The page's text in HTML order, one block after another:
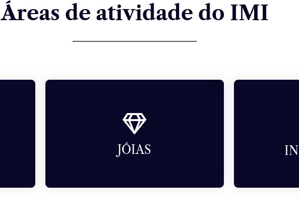
Áreas de atividade do IMI
JÓIAS
JÓIAS
Produtos acabados e primários por
medida.
Indústrias